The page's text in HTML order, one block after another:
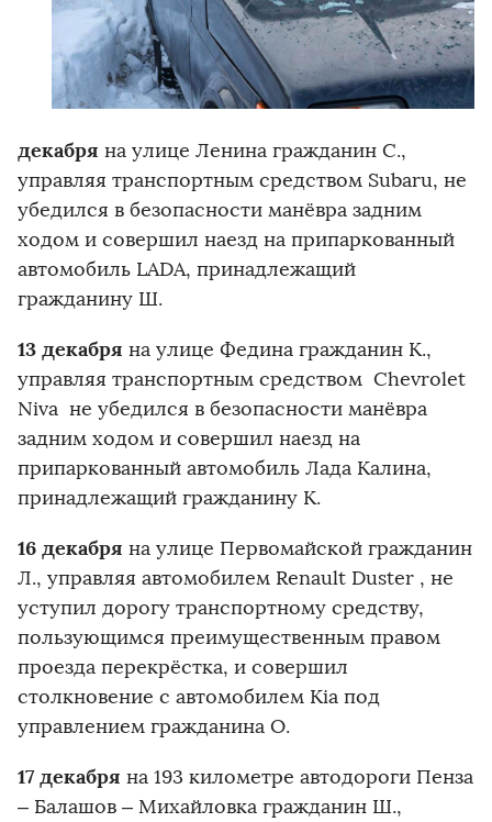
декабря на улице Ленина гражданин С.,
управляя транспортным средством Subaru, не
убедился в безопасности манёвра задним
ходом и совершил наезд на припаркованный
автомобиль LADA, принадлежащий
гражданину Ш.
13 декабря на улице Федина гражданин К.,
управляя транспортным средством Chevrolet
Niva не убедился в безопасности манёвра
задним ходом и совершил наезд на
припаркованный автомобиль Лада Калина,
принадлежащий гражданину К.
16 декабря на улице Первомайской гражданин
Л., управляя автомобилем Renault Duster , не
уступил дорогу транспортному средству,
пользующимся преимущественным правом
проезда перекрёстка, и совершил
столкновение с автомобилем Kia под
управлением гражданина О.
17 декабря на 193 километре автодороги Пенза
– Балашов – Михайловка гражданин Ш.,